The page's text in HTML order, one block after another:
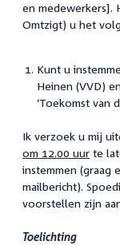
en medewerkers].
Omtzigt) u het
Kunt u
Heinen (VVD)
‘Toekomst van
Ik verzoek u mij
om 12.00 uur te
instemmen (graag
mailbericht).
voorstellen zijn
Toelichting